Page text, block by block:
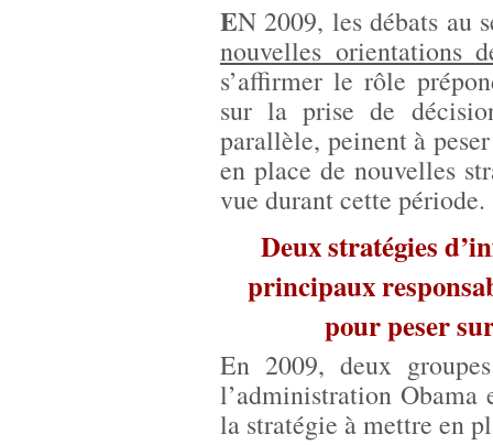
EN 2009, les débats au
nouvelles orientations
s’affirmer le rôle
sur la prise de
parallèle, peinent à
en place de nouvelles
vue durant cette période.
Deux stratégies
principaux
pour peser
En 2009, deux
l’administration Obama
la stratégie à mettre en